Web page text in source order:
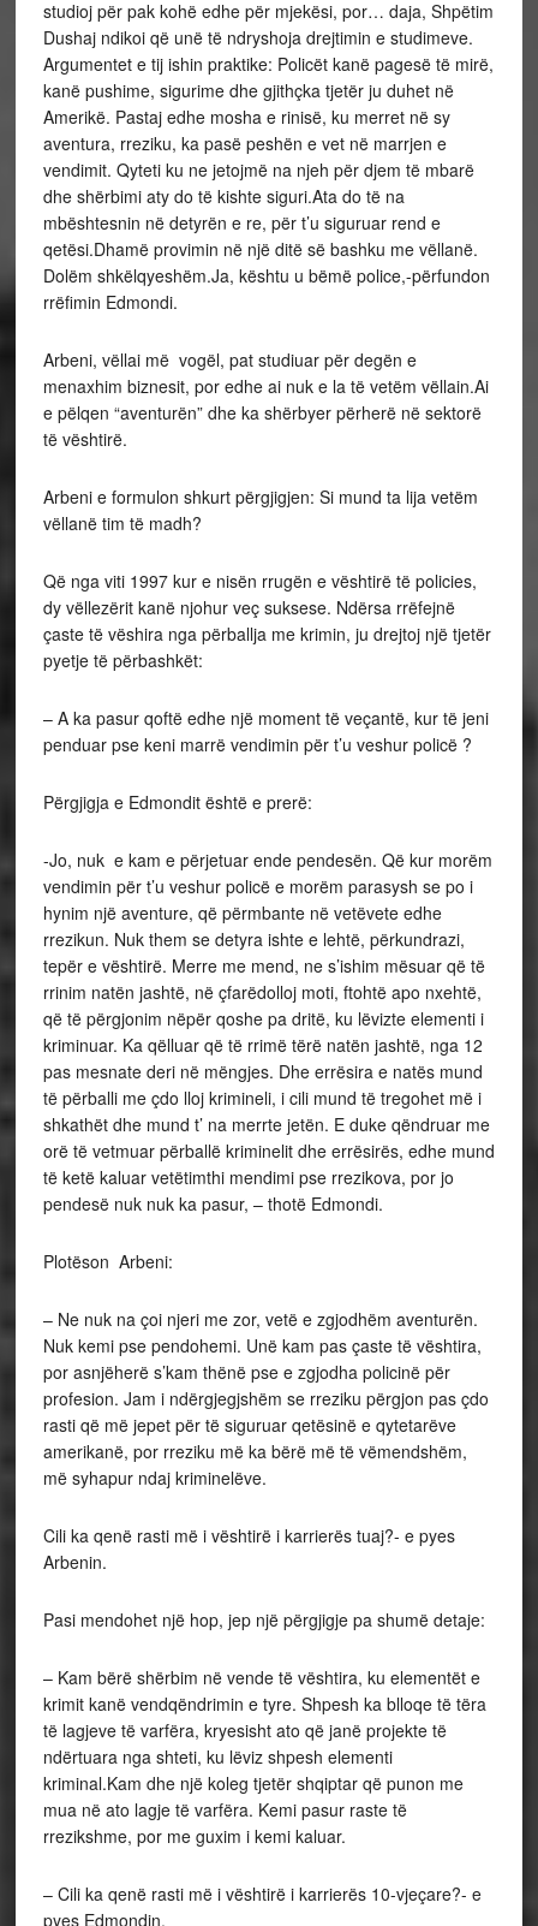
studioj për pak kohë edhe për mjekësi, por… daja, Shpëtim
Dushaj ndikoi që unë të ndryshoja drejtimin e studimeve.
Argumentet e tij ishin praktike: Policët kanë pagesë të mirë,
kanë pushime, sigurime dhe gjithçka tjetër ju duhet në
Amerikë. Pastaj edhe mosha e rinisë, ku merret në sy
aventura, rreziku, ka pasë peshën e vet në marrjen e
vendimit. Qyteti ku ne jetojmë na njeh për djem të mbarë
dhe shërbimi aty do të kishte siguri.Ata do të na
mbështesnin në detyrën e re, për t’u siguruar rend e
qetësi.Dhamë provimin në një ditë së bashku me vëllanë.
Dolëm shkëlqyeshëm.Ja, kështu u bëmë police,-përfundon
rrëfimin Edmondi.
Arbeni, vëllai më vogël, pat studiuar për degën e
menaxhim biznesit, por edhe ai nuk e la të vetëm vëllain.Ai
e pëlqen “aventurën” dhe ka shërbyer përherë në sektorë
të vështirë.
Arbeni e formulon shkurt përgjigjen: Si mund ta lija vetëm
vëllanë tim të madh?
Që nga viti 1997 kur e nisën rrugën e vështirë të policies,
dy vëllezërit kanë njohur veç suksese. Ndërsa rrëfejnë
çaste të vëshira nga përballja me krimin, ju drejtoj një tjetër
pyetje të përbashkët:
– A ka pasur qoftë edhe një moment të veçantë, kur të jeni
penduar pse keni marrë vendimin për t’u veshur policë ?
Përgjigja e Edmondit është e prerë:
-Jo, nuk e kam e përjetuar ende pendesën. Që kur morëm
vendimin për t’u veshur policë e morëm parasysh se po i
hynim një aventure, që përmbante në vetëvete edhe
rrezikun. Nuk them se detyra ishte e lehtë, përkundrazi,
tepër e vështirë. Merre me mend, ne s’ishim mësuar që të
rrinim natën jashtë, në çfarëdolloj moti, ftohtë apo nxehtë,
që të përgjonim nëpër qoshe pa dritë, ku lëvizte elementi i
kriminuar. Ka qëlluar që të rrimë tërë natën jashtë, nga 12
pas mesnate deri në mëngjes. Dhe errësira e natës mund
të përballi me çdo lloj krimineli, i cili mund të tregohet më i
shkathët dhe mund t’ na merrte jetën. E duke qëndruar me
orë të vetmuar përballë kriminelit dhe errësirës, edhe mund
të ketë kaluar vetëtimthi mendimi pse rrezikova, por jo
pendesë nuk nuk ka pasur, – thotë Edmondi.
Plotëson Arbeni:
– Ne nuk na çoi njeri me zor, vetë e zgjodhëm aventurën.
Nuk kemi pse pendohemi. Unë kam pas çaste të vështira,
por asnjëherë s’kam thënë pse e zgjodha policinë për
profesion. Jam i ndërgjegjshëm se rreziku përgjon pas çdo
rasti që më jepet për të siguruar qetësinë e qytetarëve
amerikanë, por rreziku më ka bërë më të vëmendshëm,
më syhapur ndaj kriminelëve.
Cili ka qenë rasti më i vështirë i karrierës tuaj?- e pyes
Arbenin.
Pasi mendohet një hop, jep një përgjigje pa shumë detaje:
– Kam bërë shërbim në vende të vështira, ku elementët e
krimit kanë vendqëndrimin e tyre. Shpesh ka blloqe të tëra
të lagjeve të varfëra, kryesisht ato që janë projekte të
ndërtuara nga shteti, ku lëviz shpesh elementi
kriminal.Kam dhe një koleg tjetër shqiptar që punon me
mua në ato lagje të varfëra. Kemi pasur raste të
rrezikshme, por me guxim i kemi kaluar.
– Cili ka qenë rasti më i vështirë i karrierës 10-vjeçare?- e
pyes Edmondin.